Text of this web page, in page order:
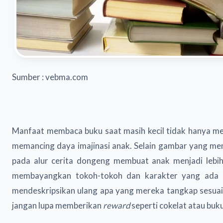
Sumber : vebma.com
Manfaat membaca buku saat masih kecil tidak hanya
memancing daya imajinasi anak. Selain gambar yang
pada alur cerita dongeng membuat anak menjadi
membayangkan tokoh-tokoh dan karakter yang
mendeskripsikan ulang apa yang mereka tangkap
jangan lupa memberikan rewardseperti cokelat atau